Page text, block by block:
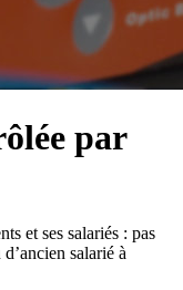
par
et ses salariés : pas
salarié à